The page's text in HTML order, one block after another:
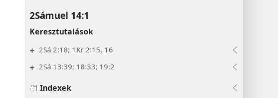
2Sámuel 14:1
Keresztutalások
+ 2Sá 2:18; 1Kr 2:15, 16
+ 2Sá 13:39; 18:33; 19:2
Indexek